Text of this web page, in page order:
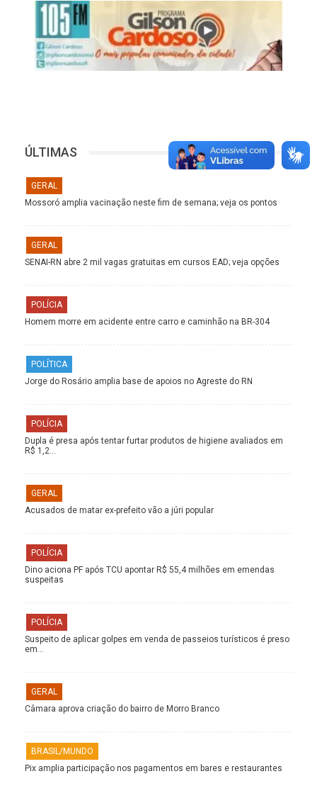
ÚLTIMAS
GERAL
Mossoró amplia vacinação neste fim de semana; veja os pontos
GERAL
SENAI-RN abre 2 mil vagas gratuitas em cursos EAD; veja opções
POLÍCIA
Homem morre em acidente entre carro e caminhão na BR-304
POLÍTICA
Jorge do Rosário amplia base de apoios no Agreste do RN
POLÍCIA
Dupla é presa após tentar furtar produtos de higiene avaliados em
R$ 1,2…
GERAL
Acusados de matar ex-prefeito vão a júri popular
POLÍCIA
Dino aciona PF após TCU apontar R$ 55,4 milhões em emendas
suspeitas
POLÍCIA
Suspeito de aplicar golpes em venda de passeios turísticos é preso
em…
GERAL
Câmara aprova criação do bairro de Morro Branco
BRASIL/MUNDO
Pix amplia participação nos pagamentos em bares e restaurantes